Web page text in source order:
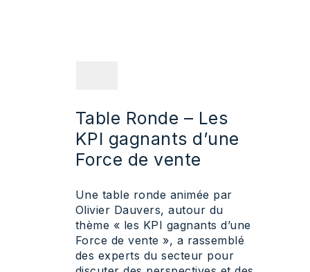
Table Ronde – Les
KPI gagnants d’une
Force de vente
Une table ronde animée par
Olivier Dauvers, autour du
thème « les KPI gagnants d’une
Force de vente », a rassemblé
des experts du secteur pour